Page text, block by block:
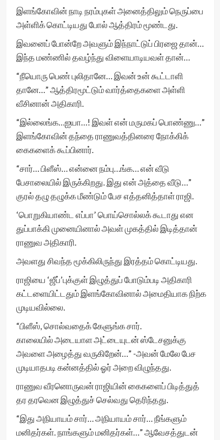
இளங்கோவின் நாடி நரம்புகள் அனைத்திலும் நெருப்பை
அள்ளிக் கொட்டியது போல் ஆத்திரம் மூண்டது.
இவனைப் போன்றே அவளும் இந்நாட்டுப் பிரஜை தான்…
இந்த மண்ணில் தவழ்ந்து விளையாடியவள் தான்…
“நீயொரு பெண் புலிதானே… இவன் உன் கூட்டாளி
தானே…” ஆத்திரமூட்டும் வார்த்தைகளை அள்ளி
வீசினான் அதிகாரி.
“இல்லைங்க…ஐயா…! இவள் என் மருமகப் பொண்ணு…”
இளங்கோவின் தந்தை ராணுவத்தினரை நோக்கிக்
கைகளைக் கூப்பினார்.
“சார்… பிளீஸ்… என்னை நம்பு…ங்க… என் வீடு
பேசாலையில் இருக்கிறது. இது என் அத்தை வீடு…”
குரல் தழு தழுக்க மீண்டும் பேச எத்தனித்தாள் ராஜி.
‘பொறுகியாண்ட எப்பா’ பொய்சொல்லக் கூடாது என
துப்பாக்கி முனையினால் அவள் முகத்தில் இடித்தான்
ராணுவ அதிகாரி.
அவளது சிவந்த மூக்கிலிருந்து இரத்தம் கொட்டியது.
ராஜியை ‘ஜீப்’புக்குள் இழுத்துப் போடும்படி அதிகாரி
கட்டளையிட்டதும் இளங்கோவினால் அமைதியாக நிற்க
முடியவில்லை.
“பிளீஸ், சொல்வதைக் கேளுங்க சார்.
காலையில் அடையாள அட்டையுடன் ஸ்டேசனுக்கு
அவளை அழைத்து வருகிறேன்…” -அவன் மேலே பேச
முடியாதபடி கன்னத்தில் ஓர் அறை விழுந்தது.
ராணுவ வீரனொருவன் ராஜியின் கைகளைப் பிடித்துத்
தர தரவென இழுத்துச் செல்வது தெரிந்தது.
“இது அநியாயம் சார்… அநியாயம் சார்… நீங்களும்
மனிதர்கள். நாங்களும் மனிதர்கள்…” ஆவேசத்துடன்